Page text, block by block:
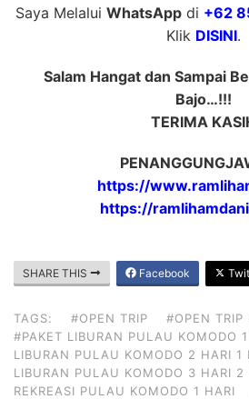
Saya Melalui WhatsAppdi +62
Klik DISINI.
Salam Hangat dan Sampai
Bajo…!!!
TERIMA
https://
https://
SHARE THIS Facebook
TAGS: #OPEN TRIP
#OPEN TRIP
#PAKET LIBURAN PULAU KOMODO
LIBURAN PULAU KOMODO 2 HARI 1
LIBURAN PULAU KOMODO 3 HARI 2
REKREASI PULAU KOMODO 1 HARI